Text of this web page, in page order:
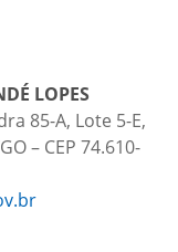
LOPES
85-A, Lote 5-E,
– CEP 74.610-